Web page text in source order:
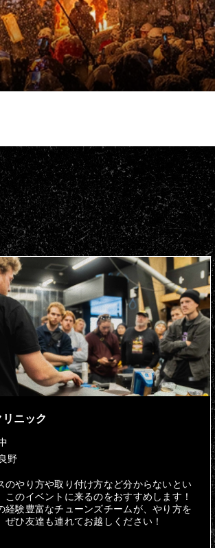
ニック
野
のやり方や取り付け方など分からないとい
このイベントに来るのをおすすめします！
経験豊富なチューンズチームが、やり方を
ぜひ友達も連れてお越しください！